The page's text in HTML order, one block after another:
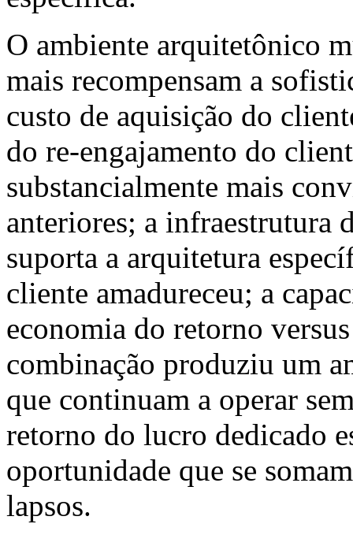
O ambiente arquitetônico
mais recompensam a
custo de aquisição do
do re-engajamento do
substancialmente mais
anteriores; a infraestrutura
suporta a arquitetura
cliente amadureceu; a
economia do retorno
combinação produziu um
que continuam a operar
retorno do lucro dedicado
oportunidade que se
lapsos.